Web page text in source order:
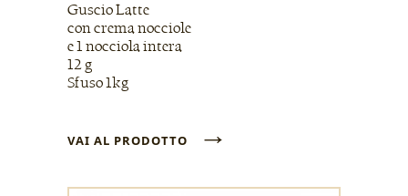
Guscio Latte
con crema nocciole
e 1 nocciola intera
12 g
Sfuso 1kg
VAI AL PRODOTTO →